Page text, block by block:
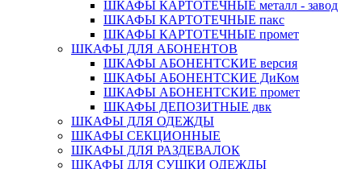
ШКАФЫ КАРТОТЕЧНЫЕ металл - завод
ШКАФЫ КАРТОТЕЧНЫЕ пакс
ШКАФЫ КАРТОТЕЧНЫЕ промет
ШКАФЫ ДЛЯ АБОНЕНТОВ
ШКАФЫ АБОНЕНТСКИЕ версия
ШКАФЫ АБОНЕНТСКИЕ ДиКом
ШКАФЫ АБОНЕНТСКИЕ промет
ШКАФЫ ДЕПОЗИТНЫЕ двк
ШКАФЫ ДЛЯ ОДЕЖДЫ
ШКАФЫ СЕКЦИОННЫЕ
ШКАФЫ ДЛЯ РАЗДЕВАЛОК
ШКАФЫ ДЛЯ СУШКИ ОДЕЖДЫ